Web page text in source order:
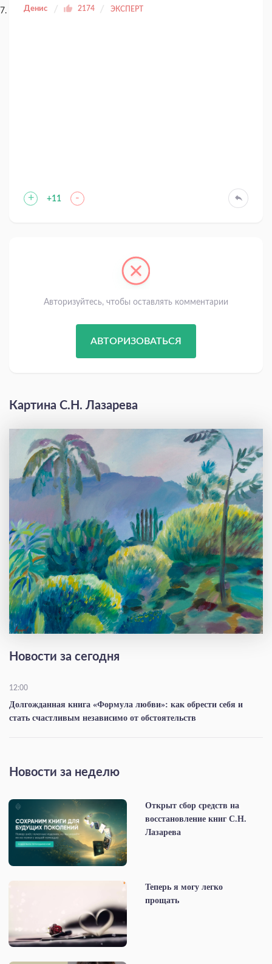
Денис 2174 ЭКСПЕРТ
+ +11 -
Авторизуйтесь, чтобы оставлять комментарии
АВТОРИЗОВАТЬСЯ
Картина С.Н. Лазарева
Новости за сегодня
12:00
Долгожданная книга «Формула любви»: как обрести себя и
стать счастливым независимо от обстоятельств
Новости за неделю
Открыт сбор средств на
восстановление книг С.Н.
Лазарева
Теперь я могу легко
прощать